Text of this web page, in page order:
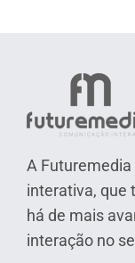
A
interativa, que
há de mais
interação no